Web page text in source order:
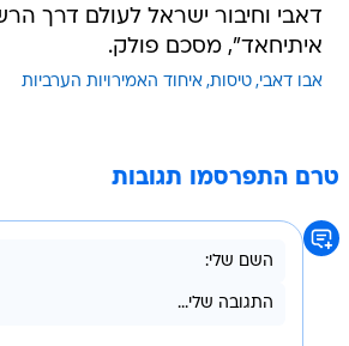
דאבי וחיבור ישראל לעולם דרך
איתיחאד", מסכם פולק.
אבו דאבי טיסות איחוד האמירויות הערביות
טרם התפרסמו תגובות